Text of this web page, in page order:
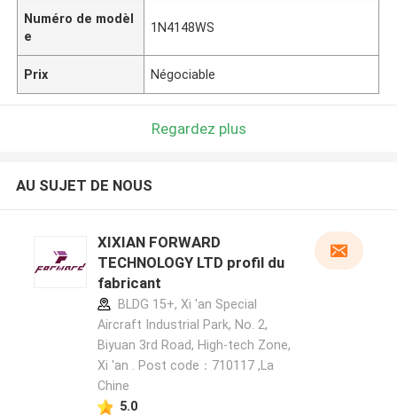
Numéro de modèl
e
1N4148WS
Prix Négociable
Regardez plus
AU SUJET DE NOUS
XIXIAN FORWARD
TECHNOLOGY LTD profil du
fabricant
BLDG 15+, Xi 'an Special
Aircraft Industrial Park, No. 2,
Biyuan 3rd Road, High-tech Zone,
Xi 'an . Post code：710117 ,La
Chine
5.0